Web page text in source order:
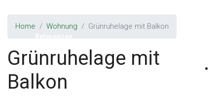
Home Wohnung Grünruhelage mit Balkon
Grünruhelage mit
Balkon